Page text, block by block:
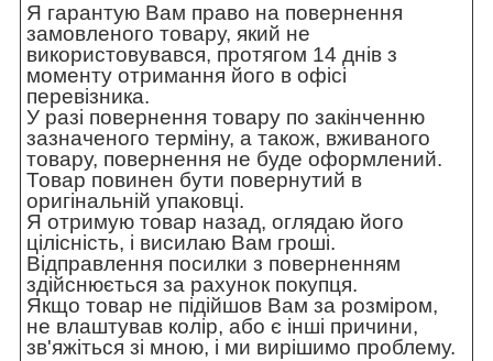
Я гарантую Вам право на повернення
замовленого товару, який не
використовувався, протягом 14 днів з
моменту отримання його в офісі
перевізника.
У разі повернення товару по закінченню
зазначеного терміну, а також, вживаного
товару, повернення не буде оформлений.
Товар повинен бути повернутий в
оригінальній упаковці.
Я отримую товар назад, оглядаю його
цілісність, і висилаю Вам гроші.
Відправлення посилки з поверненням
здійснюється за рахунок покупця.
Якщо товар не підійшов Вам за розміром,
не влаштував колір, або є інші причини,
зв'яжіться зі мною, і ми вирішимо проблему.